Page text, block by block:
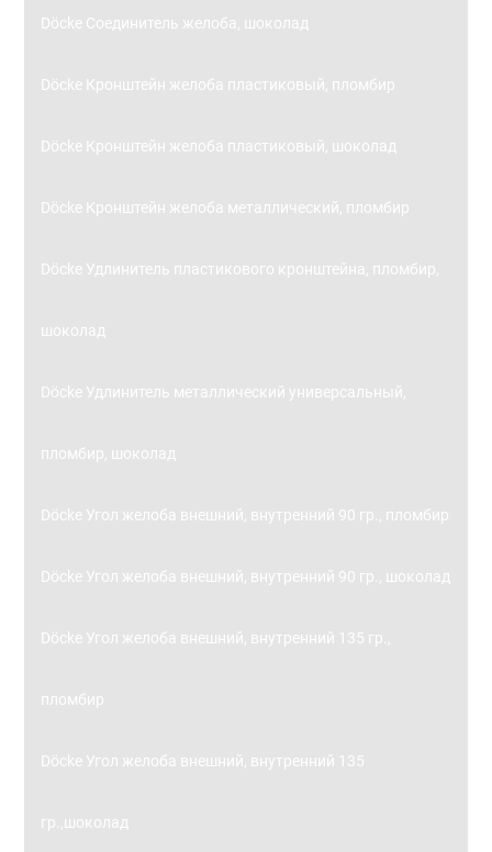
Döcke Соединитель желоба, шоколад
Döcke Кронштейн желоба пластиковый, пломбир
Döcke Кронштейн желоба пластиковый, шоколад
Döcke Кронштейн желоба металлический, пломбир
Döcke Удлинитель пластикового кронштейна, пломбир,
шоколад
Döcke Удлинитель металлический универсальный,
пломбир, шоколад
Döcke Угол желоба внешний, внутренний 90 гр., пломбир
Döcke Угол желоба внешний, внутренний 90 гр., шоколад
Döcke Угол желоба внешний, внутренний 135 гр.,
пломбир
Döcke Угол желоба внешний, внутренний 135
гр.,шоколад